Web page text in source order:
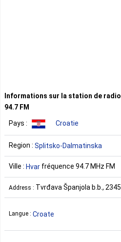
Informations sur la station de
94.7 FM
Pays : Croatie
Region : Splitsko-Dalmatinska
Ville : Hvar fréquence 94.7 MHz FM
Address : Tvrđava Španjola b.b.,
Langue : Croate